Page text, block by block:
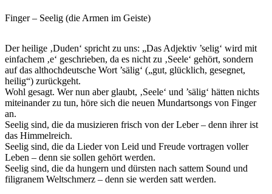
Finger – Seelig (die Armen im Geiste)
Der heilige ‚Duden‘ spricht zu uns: „Das Adjektiv ’selig‘ wird mit
einfachem ‚e‘ geschrieben, da es nicht zu ‚Seele‘ gehört, sondern
auf das althochdeutsche Wort ’sälig‘ („gut, glücklich, gesegnet,
heilig“) zurückgeht.
Wohl gesagt. Wer nun aber glaubt, ‚Seele‘ und ’sälig‘ hätten nichts
miteinander zu tun, höre sich die neuen Mundartsongs von Finger
an.
Seelig sind, die da musizieren frisch von der Leber – denn ihrer ist
das Himmelreich.
Seelig sind, die da Lieder von Leid und Freude vortragen voller
Leben – denn sie sollen gehört werden.
Seelig sind, die da hungern und dürsten nach sattem Sound und
filigranem Weltschmerz – denn sie werden satt werden.